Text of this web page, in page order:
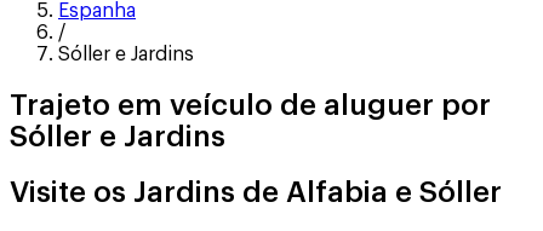
Espanha
/
Sóller e Jardins
Trajeto em veículo de aluguer por
Sóller e Jardins
Visite os Jardins de Alfabia e Sóller